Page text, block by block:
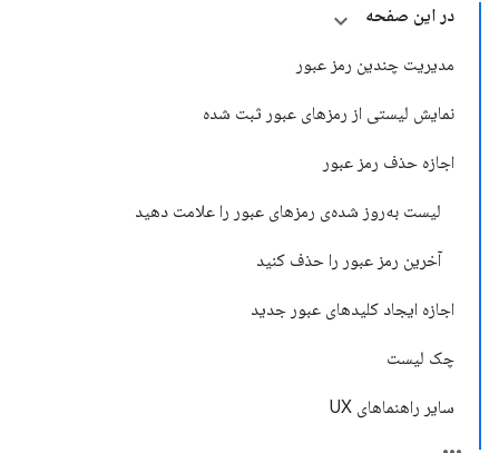
در این صفحه
مدیریت چندین رمز عبور
نمایش لیستی از رمزهای عبور ثبت شده
اجازه حذف رمز عبور
لیست به‌روز شده‌ی رمزهای عبور را علامت دهید
آخرین رمز عبور را حذف کنید
اجازه ایجاد کلیدهای عبور جدید
چک لیست
سایر راهنماهای UX